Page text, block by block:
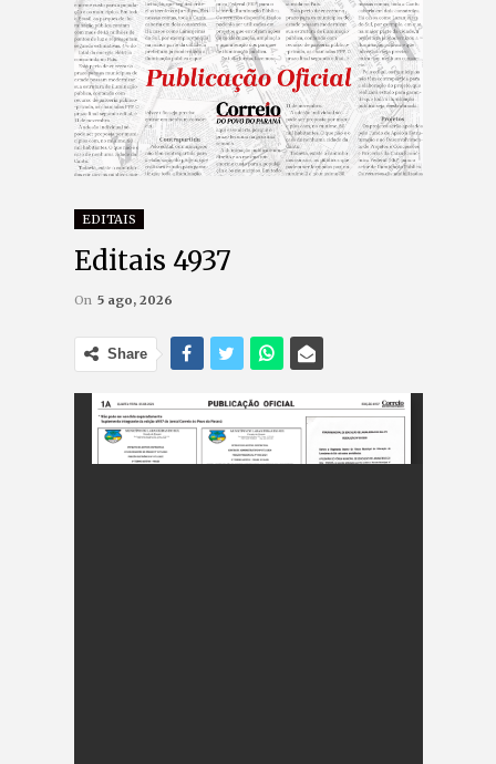
EDITAIS
Editais 4937
On 5 ago, 2026
Share